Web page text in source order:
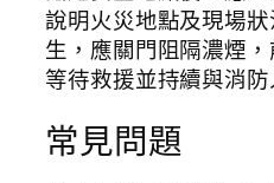
說明火災地點及現場
生，應關門阻隔濃煙
等待救援並持續與消防
常見問題